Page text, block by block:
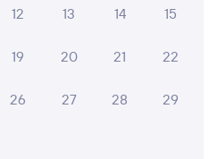
без очереди в кассу
схемах вагонов
12 13 14 15
19 20 21 22
26 27 28 29